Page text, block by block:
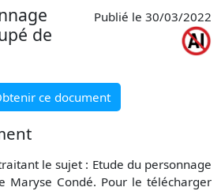
de
Publié le 30/03/2022
ce document
le sujet : Etude du personnage
Maryse Condé. Pour le télécharger